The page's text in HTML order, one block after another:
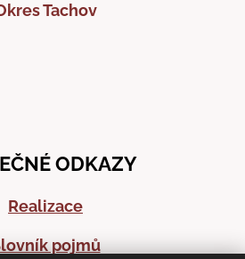
Tachov
ODKAZY
Realizace
pojmů